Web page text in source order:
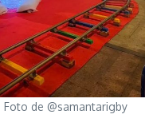
Foto de @samantarigby